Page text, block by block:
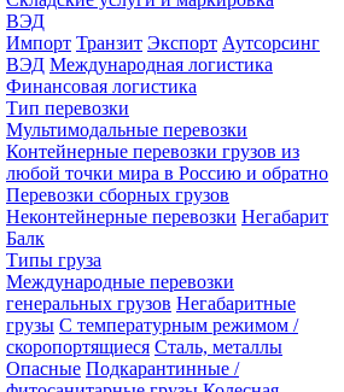
ВЭД
Импорт Транзит Экспорт Аутсорсинг
ВЭД Международная логистика
Финансовая логистика
Тип перевозки
Мультимодальные перевозки
Контейнерные перевозки грузов из
любой точки мира в Россию и обратно
Перевозки сборных грузов
Неконтейнерные перевозки Негабарит
Балк
Типы груза
Международные перевозки
генеральных грузов Негабаритные
грузы С температурным режимом /
скоропортящиеся Сталь, металлы
Опасные Подкарантинные /